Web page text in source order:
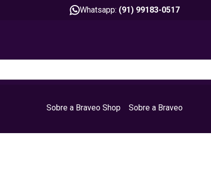
Whatsapp: (91) 99183-0517
Sobre a Braveo Shop Sobre a Braveo